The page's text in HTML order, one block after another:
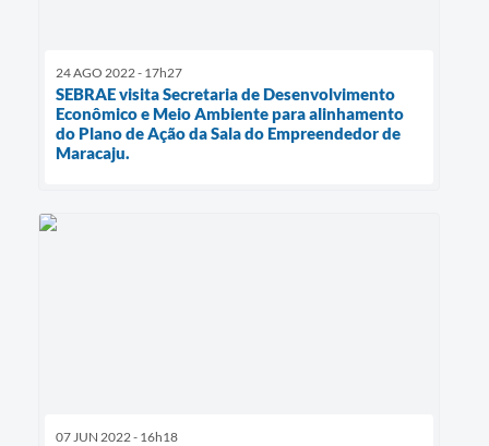
24 AGO 2022 - 17h27
SEBRAE visita Secretaria de Desenvolvimento
Econômico e Meio Ambiente para alinhamento
do Plano de Ação da Sala do Empreendedor de
Maracaju.
07 JUN 2022 - 16h18